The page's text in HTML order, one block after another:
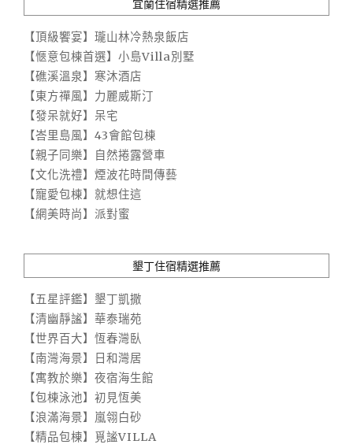
宜蘭住宿精選推薦
【頂級饗宴】瓏山林冷熱泉飯店
【愜意包棟首選】小島Villa別墅
【礁溪溫泉】寒沐酒店
【東方禪風】力麗威斯汀
【發呆就好】呆宅
【峇里島風】43會館包棟
【親子同樂】自然捲露營車
【文化洗禮】煙波花時間傳藝
【寵愛包棟】就想住這
【網美時尚】派對蜜
墾丁住宿精選推薦
【五星評鑑】墾丁凱撒
【清幽靜謐】華泰瑞苑
【世界百大】恆春灣臥
【南灣海景】日和灣居
【寓教於樂】夜宿海生館
【包棟泳池】初見恆美
【浪滿海景】嵐翎白砂
【精品包棟】覓謐VILLA